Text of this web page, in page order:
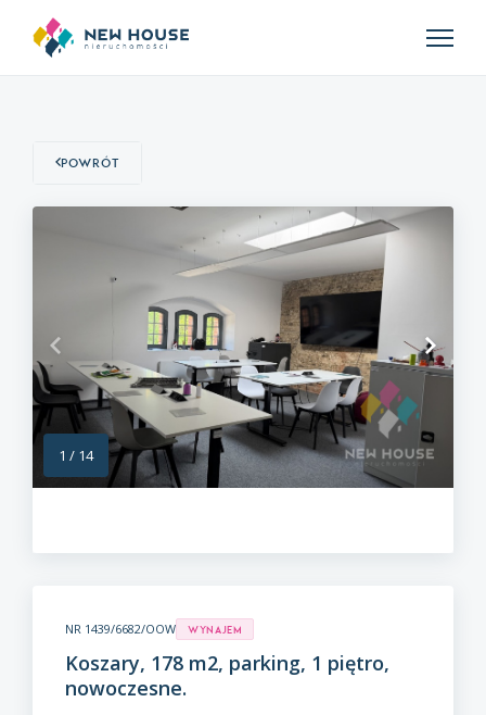
Powrót
1 / 14
NR 1439/6682/OOW Wynajem
Koszary, 178 m2, parking, 1 piętro,
nowoczesne.